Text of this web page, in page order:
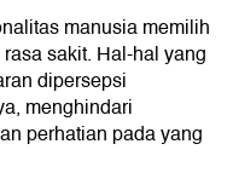
manusia memilih
sakit. Hal-hal yang
dipersepsi
menghindari
perhatian pada yang